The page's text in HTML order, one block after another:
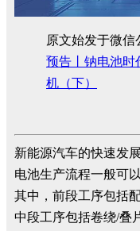
原文始发于微信
预告丨钠电池时
机（下）
新能源汽车的快速发
电池生产流程一般可
其中，前段工序包括
中段工序包括卷绕/叠